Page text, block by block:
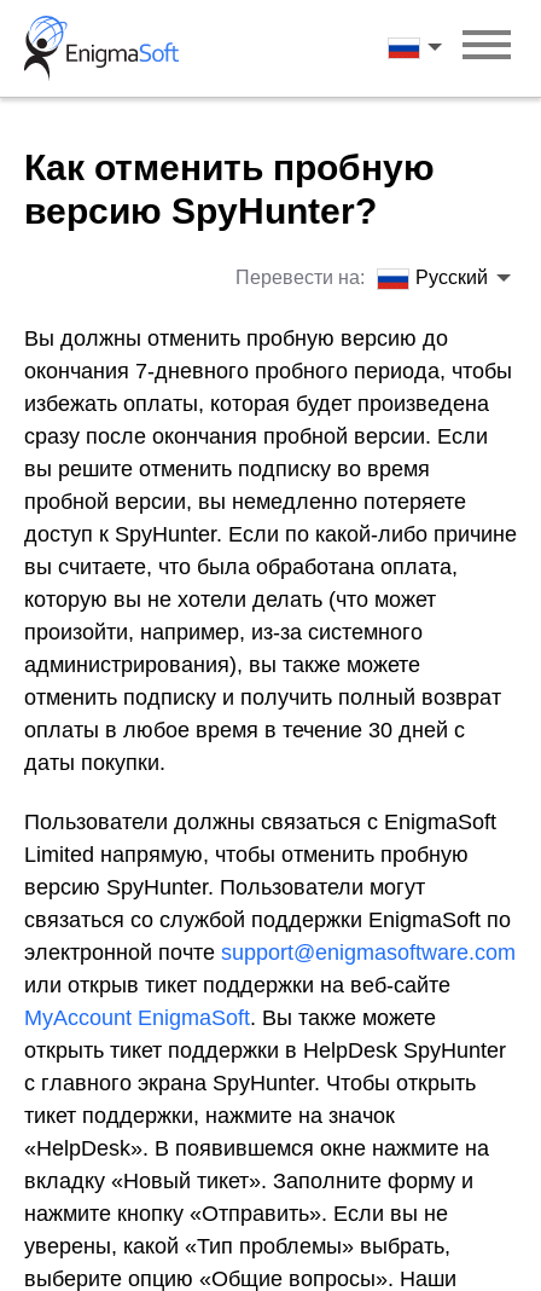
Skip
content
Русский
Как отменить пробную
версию SpyHunter?
Перевести на: Русский
Вы должны отменить пробную версию до
окончания 7-дневного пробного периода, чтобы
избежать оплаты, которая будет произведена
сразу после окончания пробной версии. Если
вы решите отменить подписку во время
пробной версии, вы немедленно потеряете
доступ к SpyHunter. Если по какой-либо причине
вы считаете, что была обработана оплата,
которую вы не хотели делать (что может
произойти, например, из-за системного
администрирования), вы также можете
отменить подписку и получить полный возврат
оплаты в любое время в течение 30 дней с
даты покупки.
Пользователи должны связаться с EnigmaSoft
Limited напрямую, чтобы отменить пробную
версию SpyHunter. Пользователи могут
связаться со службой поддержки EnigmaSoft по
электронной почте support@enigmasoftware.com
или открыв тикет поддержки на веб-сайте
MyAccount EnigmaSoft. Вы также можете
открыть тикет поддержки в HelpDesk SpyHunter
с главного экрана SpyHunter. Чтобы открыть
тикет поддержки, нажмите на значок
«HelpDesk». В появившемся окне нажмите на
вкладку «Новый тикет». Заполните форму и
нажмите кнопку «Отправить». Если вы не
уверены, какой «Тип проблемы» выбрать,
выберите опцию «Общие вопросы». Наши